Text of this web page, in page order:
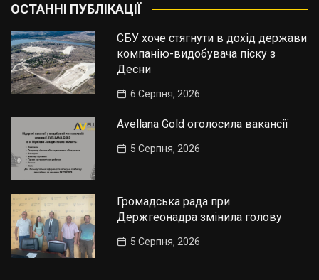
ОСТАННІ ПУБЛІКАЦІЇ
СБУ хоче стягнути в дохід держави
компанію-видобувача піску з
Десни
6 Серпня, 2026
Avellana Gold оголосила вакансії
5 Серпня, 2026
Громадська рада при
Держгеонадра змінила голову
5 Серпня, 2026